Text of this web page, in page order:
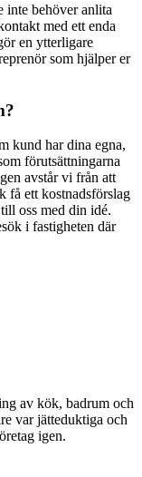
inte behöver anlita
med ett enda
en ytterligare
som hjälper er
kund har dina egna,
förutsättningarna
avstår vi från att
få ett kostnadsförslag
oss med din idé.
i fastigheten där
av kök, badrum och
var jätteduktiga och
igen.